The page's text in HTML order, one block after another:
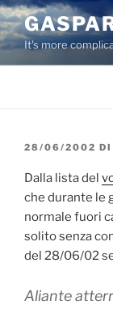
Salta
al
contenuto
It's more
PUBBLICATO
28/06/2002 DI
Dalla lista del
che durante le
normale fuori
solito senza
del 28/06/02
Aliante